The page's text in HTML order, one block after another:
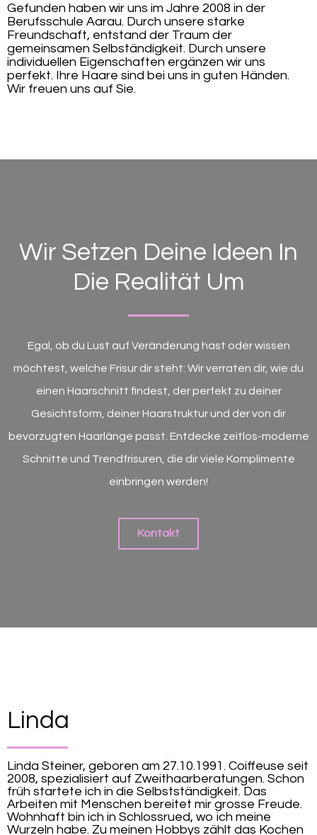
Gefunden haben wir uns im Jahre 2008 in der
Berufsschule Aarau. Durch unsere starke
Freundschaft, entstand der Traum der
gemeinsamen Selbständigkeit. Durch unsere
individuellen Eigenschaften ergänzen wir uns
perfekt. Ihre Haare sind bei uns in guten Händen.
Wir freuen uns auf Sie.
Wir Setzen Deine Ideen In
Die Realität Um
Egal, ob du Lust auf Veränderung hast oder wissen
möchtest, welche Frisur dir steht: Wir verraten dir, wie du
einen Haarschnitt findest, der perfekt zu deiner
Gesichtsform, deiner Haarstruktur und der von dir
bevorzugten Haarlänge passt. Entdecke zeitlos-moderne
Schnitte und Trendfrisuren, die dir viele Komplimente
einbringen werden!
Kontakt
Linda
Linda Steiner, geboren am 27.10.1991. Coiffeuse seit
2008, spezialisiert auf Zweithaarberatungen. Schon
früh startete ich in die Selbstständigkeit. Das
Arbeiten mit Menschen bereitet mir grosse Freude.
Wohnhaft bin ich in Schlossrued, wo ich meine
Wurzeln habe. Zu meinen Hobbys zählt das Kochen